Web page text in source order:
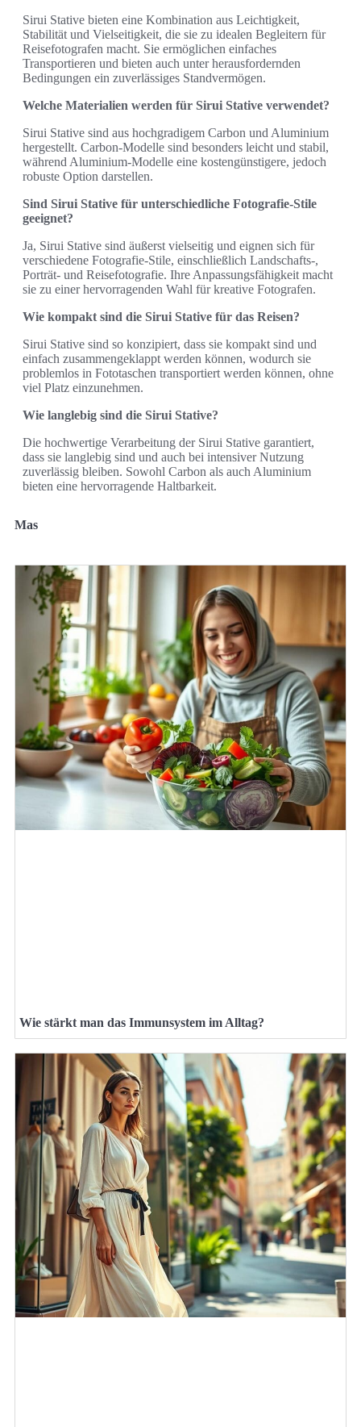
Sirui Stative bieten eine Kombination aus Leichtigkeit,
Stabilität und Vielseitigkeit, die sie zu idealen Begleitern für
Reisefotografen macht. Sie ermöglichen einfaches
Transportieren und bieten auch unter herausfordernden
Bedingungen ein zuverlässiges Standvermögen.
Welche Materialien werden für Sirui Stative verwendet?
Sirui Stative sind aus hochgradigem Carbon und Aluminium
hergestellt. Carbon-Modelle sind besonders leicht und stabil,
während Aluminium-Modelle eine kostengünstigere, jedoch
robuste Option darstellen.
Sind Sirui Stative für unterschiedliche Fotografie-Stile
geeignet?
Ja, Sirui Stative sind äußerst vielseitig und eignen sich für
verschiedene Fotografie-Stile, einschließlich Landschafts-,
Porträt- und Reisefotografie. Ihre Anpassungsfähigkeit macht
sie zu einer hervorragenden Wahl für kreative Fotografen.
Wie kompakt sind die Sirui Stative für das Reisen?
Sirui Stative sind so konzipiert, dass sie kompakt sind und
einfach zusammengeklappt werden können, wodurch sie
problemlos in Fototaschen transportiert werden können, ohne
viel Platz einzunehmen.
Wie langlebig sind die Sirui Stative?
Die hochwertige Verarbeitung der Sirui Stative garantiert,
dass sie langlebig sind und auch bei intensiver Nutzung
zuverlässig bleiben. Sowohl Carbon als auch Aluminium
bieten eine hervorragende Haltbarkeit.
Mas
Wie stärkt man das Immunsystem im Alltag?